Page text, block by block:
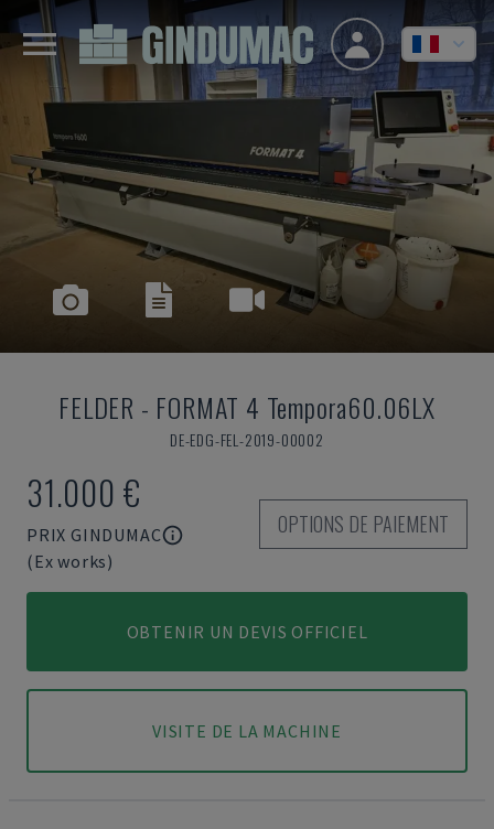
FELDER - FORMAT 4 Tempora60.06LX
DE-EDG-FEL-2019-00002
31.000 €
PRIX GINDUMAC
(Ex works)
OPTIONS DE PAIEMENT
OBTENIR UN DEVIS OFFICIEL
VISITE DE LA MACHINE